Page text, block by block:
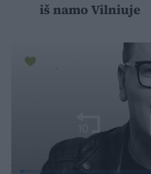
iš namo Vilniuje